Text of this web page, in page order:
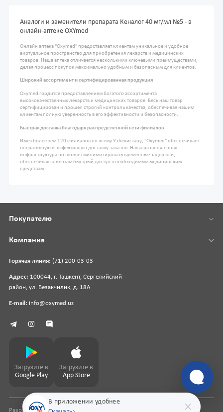
Аналоги и заменители препарата Кеналог 40 мг/мл №5 - в
онлайн-аптеке OXYmed
Онлайн аптека "Oxymed" предоставляет клиентам уникальное и удобное
виртуальное пространство для приобретения лекарств и медицинских
товаров. Наша аптека отличается несколькими ключевыми преимуществами,
делая процесс покупок максимально удобным и безопасным для клиентов.
Широкий ассортимент и сертифицированная продукция
Oxymed гордится предоставлением богатого ассортимента
высококачественных лекарств и медицинских товаров. Весь наш товар
сертифицирован и прошел строгий контроль качества, обеспечивая нашим
клиентам полную уверенность в его эффективности и безопасности.
Быстрая доставка благодаря распределенной сети филиалов
Имея более чем 120 филиалов по всему Узбекистану, "Oxymed" обеспечивает
оперативную и эффективную доставку заказов. Наша разветвленная
инфраструктура позволяет минимизировать временные задержки,
обеспечивая клиентам быстрый доступ к необходимым медицинским
средствам
В приложении удобнее
Горячая линия: (71) 200-03-03
Адрес: 100044, г. Ташкент, Сергелийский
район, ул. Безакчилик, д. 18А
E-mail: info@oxymed.uz
Покупателю
Компания
Загрузите в
Google Play
Загрузите в
App Store
Разработка сайтаpharmit.uz